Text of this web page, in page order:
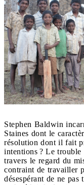
Stephen Baldwin
Staines dont le
résolution dont il fait
intentions ? Le
travers le regard du
contraint de travailler
désespérant de ne